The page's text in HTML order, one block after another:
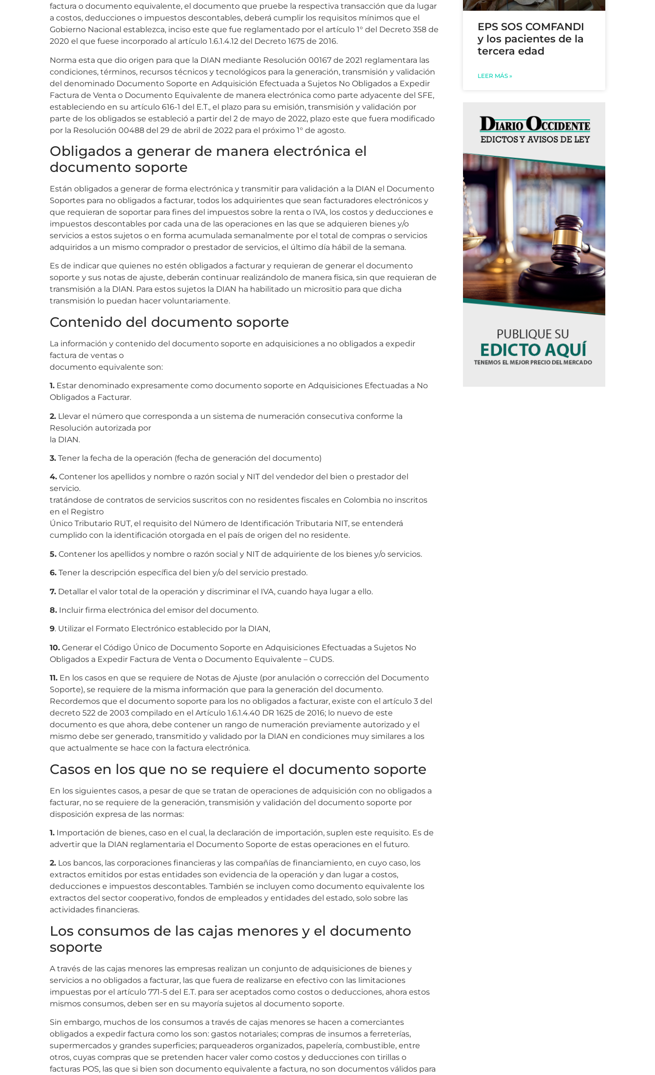
factura o documento equivalente, el documento que pruebe la respectiva transacción que da lugar
a costos, deducciones o impuestos descontables, deberá cumplir los requisitos mínimos que el
Gobierno Nacional establezca, inciso este que fue reglamentado por el artículo 1° del Decreto 358 de
2020 el que fuese incorporado al artículo 1.6.1.4.12 del Decreto 1675 de 2016.
Norma esta que dio origen para que la DIAN mediante Resolución 00167 de 2021 reglamentara las
condiciones, términos, recursos técnicos y tecnológicos para la generación, transmisión y validación
del denominado Documento Soporte en Adquisición Efectuada a Sujetos No Obligados a Expedir
Factura de Venta o Documento Equivalente de manera electrónica como parte adyacente del SFE,
estableciendo en su artículo 616-1 del E.T., el plazo para su emisión, transmisión y validación por
parte de los obligados se estableció a partir del 2 de mayo de 2022, plazo este que fuera modificado
por la Resolución 00488 del 29 de abril de 2022 para el próximo 1° de agosto.
Obligados a generar de manera electrónica el
documento soporte
Están obligados a generar de forma electrónica y transmitir para validación a la DIAN el Documento
Soportes para no obligados a facturar, todos los adquirientes que sean facturadores electrónicos y
que requieran de soportar para fines del impuestos sobre la renta o IVA, los costos y deducciones e
impuestos descontables por cada una de las operaciones en las que se adquieren bienes y/o
servicios a estos sujetos o en forma acumulada semanalmente por el total de compras o servicios
adquiridos a un mismo comprador o prestador de servicios, el último día hábil de la semana.
Es de indicar que quienes no estén obligados a facturar y requieran de generar el documento
soporte y sus notas de ajuste, deberán continuar realizándolo de manera física, sin que requieran de
transmisión a la DIAN. Para estos sujetos la DIAN ha habilitado un micrositio para que dicha
transmisión lo puedan hacer voluntariamente.
Contenido del documento soporte
La información y contenido del documento soporte en adquisiciones a no obligados a expedir
factura de ventas o
documento equivalente son:
1. Estar denominado expresamente como documento soporte en Adquisiciones Efectuadas a No
Obligados a Facturar.
2. Llevar el número que corresponda a un sistema de numeración consecutiva conforme la
Resolución autorizada por
la DIAN.
3. Tener la fecha de la operación (fecha de generación del documento)
4. Contener los apellidos y nombre o razón social y NIT del vendedor del bien o prestador del
servicio.
tratándose de contratos de servicios suscritos con no residentes fiscales en Colombia no inscritos
en el Registro
Único Tributario RUT, el requisito del Número de Identificación Tributaria NIT, se entenderá
cumplido con la identificación otorgada en el país de origen del no residente.
5. Contener los apellidos y nombre o razón social y NIT de adquiriente de los bienes y/o servicios.
6. Tener la descripción específica del bien y/o del servicio prestado.
7. Detallar el valor total de la operación y discriminar el IVA, cuando haya lugar a ello.
8. Incluir firma electrónica del emisor del documento.
9. Utilizar el Formato Electrónico establecido por la DIAN,
10. Generar el Código Único de Documento Soporte en Adquisiciones Efectuadas a Sujetos No
Obligados a Expedir Factura de Venta o Documento Equivalente – CUDS.
11. En los casos en que se requiere de Notas de Ajuste (por anulación o corrección del Documento
Soporte), se requiere de la misma información que para la generación del documento.
Recordemos que el documento soporte para los no obligados a facturar, existe con el artículo 3 del
decreto 522 de 2003 compilado en el Artículo 1.6.1.4.40 DR 1625 de 2016; lo nuevo de este
documento es que ahora, debe contener un rango de numeración previamente autorizado y el
mismo debe ser generado, transmitido y validado por la DIAN en condiciones muy similares a los
que actualmente se hace con la factura electrónica.
Casos en los que no se requiere el documento soporte
En los siguientes casos, a pesar de que se tratan de operaciones de adquisición con no obligados a
facturar, no se requiere de la generación, transmisión y validación del documento soporte por
disposición expresa de las normas:
1. Importación de bienes, caso en el cual, la declaración de importación, suplen este requisito. Es de
advertir que la DIAN reglamentaria el Documento Soporte de estas operaciones en el futuro.
2. Los bancos, las corporaciones financieras y las compañías de financiamiento, en cuyo caso, los
extractos emitidos por estas entidades son evidencia de la operación y dan lugar a costos,
deducciones e impuestos descontables. También se incluyen como documento equivalente los
extractos del sector cooperativo, fondos de empleados y entidades del estado, solo sobre las
actividades financieras.
Los consumos de las cajas menores y el documento
soporte
A través de las cajas menores las empresas realizan un conjunto de adquisiciones de bienes y
servicios a no obligados a facturar, las que fuera de realizarse en efectivo con las limitaciones
impuestas por el artículo 771-5 del E.T. para ser aceptados como costos o deducciones, ahora estos
mismos consumos, deben ser en su mayoría sujetos al documento soporte.
Sin embargo, muchos de los consumos a través de cajas menores se hacen a comerciantes
obligados a expedir factura como los son: gastos notariales; compras de insumos a ferreterías,
supermercados y grandes superficies; parqueaderos organizados, papelería, combustible, entre
otros, cuyas compras que se pretenden hacer valer como costos y deducciones con tirillas o
facturas POS, las que si bien son documento equivalente a factura, no son documentos válidos para
EPS SOS COMFANDI
y los pacientes de la
tercera edad
LEER MÁS »